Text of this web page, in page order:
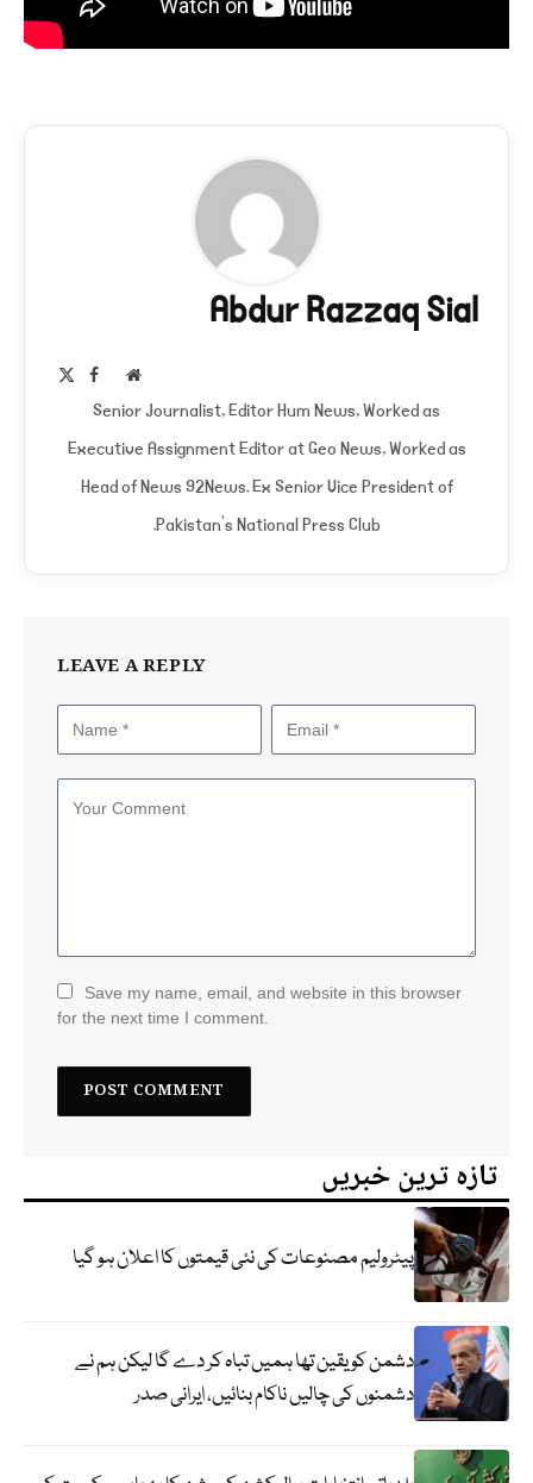
Abdur Razzaq Sial
Website
Facebook
Senior Journalist, Editor Hum News, Worked as
Executive Assignment Editor at Geo News, Worked as
Head of News 92News. Ex Senior Vice President of
Pakistan's National Press Club.
LEAVE A REPLY
Save my name, email, and website in this browser
for the next time I comment.
تازہ ترین خبریں
پیٹرولیم مصنوعات کی نئی قیمتوں کا اعلان ہو گیا
دشمن کو یقین تھا ہمیں تباہ کر دے گا لیکن ہم نے
دشمنوں کی چالیں ناکام بنائیں، ایرانی صدر